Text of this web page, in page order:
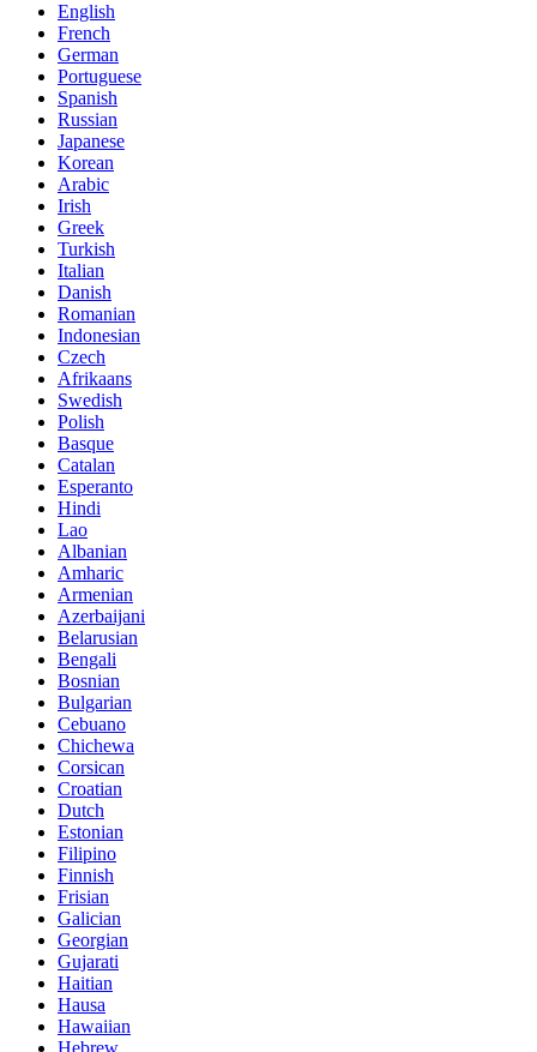
English
French
German
Portuguese
Spanish
Russian
Japanese
Korean
Arabic
Irish
Greek
Turkish
Italian
Danish
Romanian
Indonesian
Czech
Afrikaans
Swedish
Polish
Basque
Catalan
Esperanto
Hindi
Lao
Albanian
Amharic
Armenian
Azerbaijani
Belarusian
Bengali
Bosnian
Bulgarian
Cebuano
Chichewa
Corsican
Croatian
Dutch
Estonian
Filipino
Finnish
Frisian
Galician
Georgian
Gujarati
Haitian
Hausa
Hawaiian